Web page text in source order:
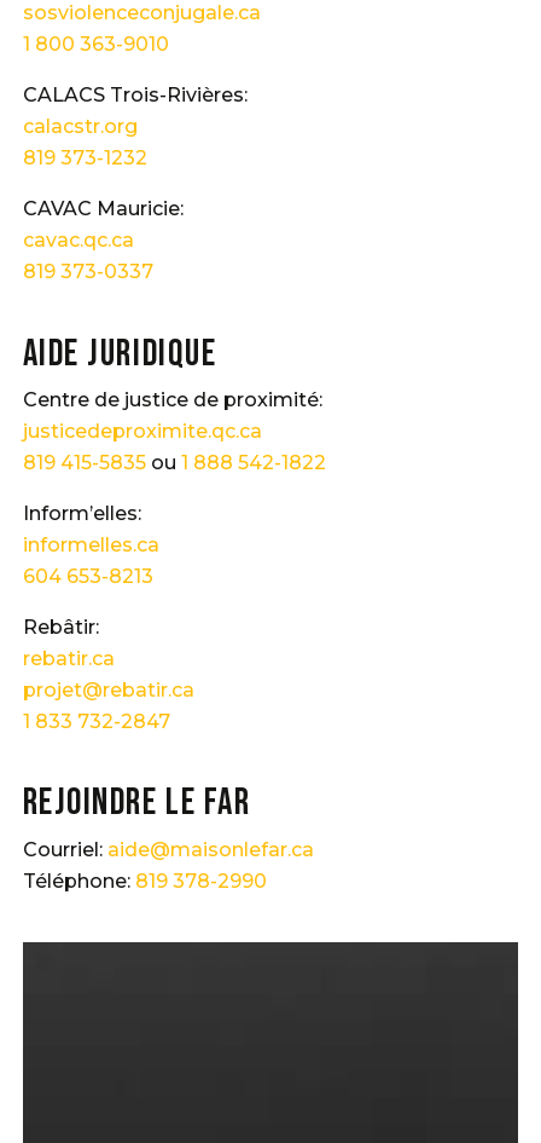
sosviolenceconjugale.ca
1 800 363-9010
CALACS Trois-Rivières:
calacstr.org
819 373-1232
CAVAC Mauricie:
cavac.qc.ca
819 373-0337
Aide juridique
Centre de justice de proximité:
justicedeproximite.qc.ca
819 415-5835ou 1 888 542-1822
Inform’elles:
informelles.ca
604 653-8213
Rebâtir:
rebatir.ca
projet@rebatir.ca
1 833 732-2847
Rejoindre Le FAR
Courriel: aide@maisonlefar.ca
Téléphone: 819 378-2990